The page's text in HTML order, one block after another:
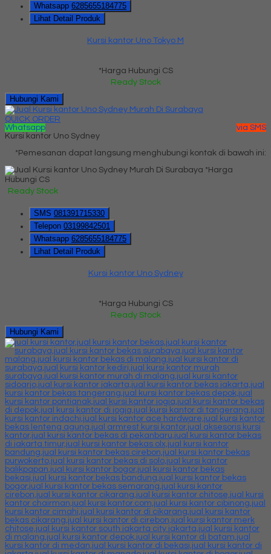
Whatsapp 6285655184775
Lihat Detail Produk
Kursi kantor Uno Tokyo M
*Harga Hubungi CS
Ready Stock
Hubungi Kami
QUICK ORDER
Whatsapp
via SMS
Kursi kantor Uno Sydney
*Pemesanan dapat langsung menghubungi kontak di bawah ini:
*Harga
Hubungi CS
Ready Stock
SMS 081391715330
Telepon 03199842501
Whatsapp 6285655184775
Lihat Detail Produk
Kursi kantor Uno Sydney
*Harga Hubungi CS
Ready Stock
Hubungi Kami